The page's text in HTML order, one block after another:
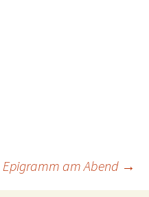
Epigramm am Abend →